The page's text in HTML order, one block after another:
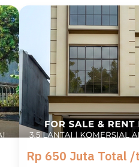
Rp 650 Juta Total /